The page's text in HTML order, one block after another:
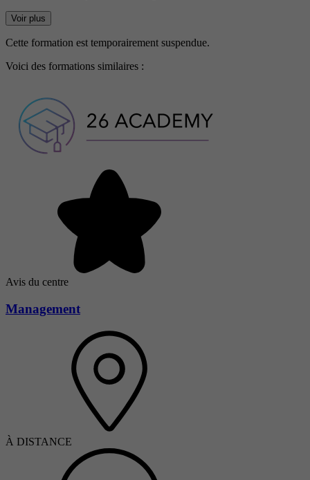
Voir plus
Cette formation est temporairement suspendue.
Voici des formations similaires :
Avis du centre
Management
À DISTANCE